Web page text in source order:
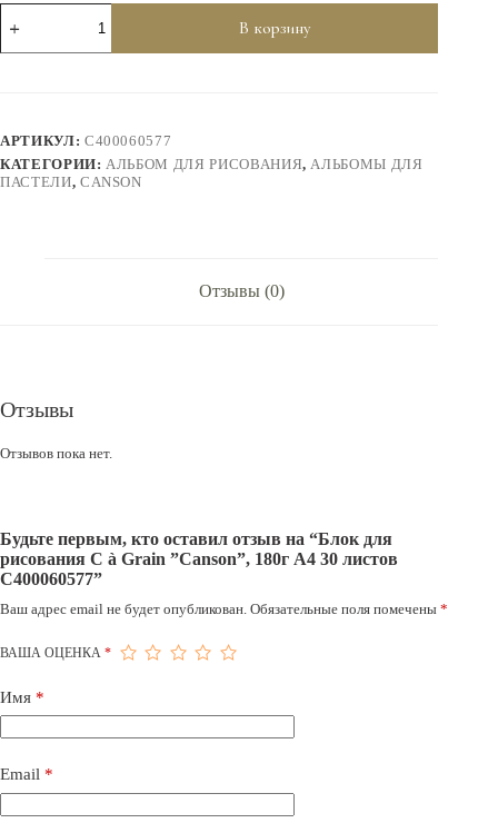
Количество
товара
Блок
Grain
''Canson'',
180г
В корзину
АРТИКУЛ: C400060577
КАТЕГОРИИ: АЛЬБОМ ДЛЯ РИСОВАНИЯ, АЛЬБОМЫ ДЛЯ
ПАСТЕЛИ, CANSON
Отзывы (0)
Отзывы
Отзывов пока нет.
Будьте первым, кто оставил отзыв на “Блок для
рисования C à Grain ”Canson”, 180г A4 30 листов
C400060577”
Ваш адрес email не будет опубликован. Обязательные поля помечены *
ВАША ОЦЕНКА *
Имя *
Email *